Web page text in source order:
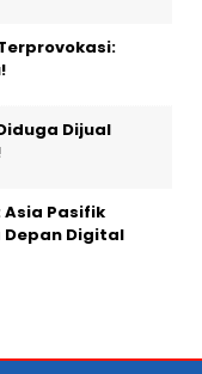
Dijual
Pasifik
Depan Digital